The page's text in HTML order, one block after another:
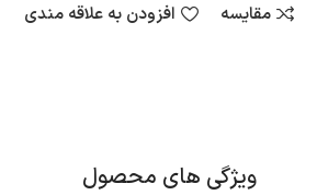
مقایسه افزودن به علاقه مندی
ویژگی های محصول